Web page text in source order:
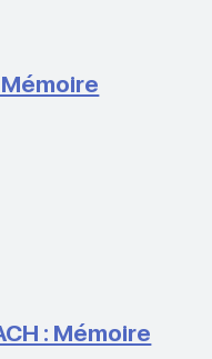
Mémoire
: Mémoire